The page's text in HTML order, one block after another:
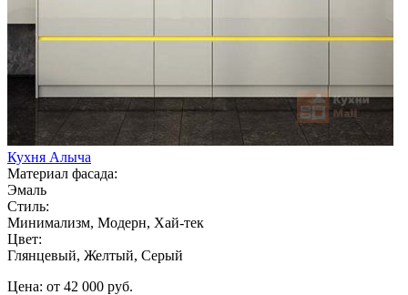
Кухня Алыча
Материал фасада:
Эмаль
Стиль:
Минимализм, Модерн, Хай-тек
Цвет:
Глянцевый, Желтый, Серый
Цена: от 42 000 руб.